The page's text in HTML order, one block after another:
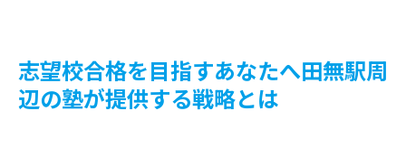
志望校合格を目指すあなたへ田無駅周
辺の塾が提供する戦略とは